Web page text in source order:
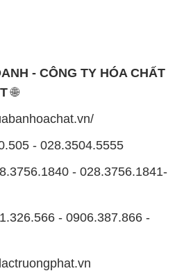
- CÔNG TY HÓA CHẤT
🌐
- 028.3504.5555
- 028.3756.1841-
- 0906.387.866 -